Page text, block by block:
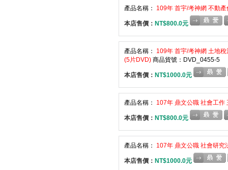
產品名稱： 109年 首宇/考神網 不動
本店售價： NT$800.0元
產品名稱：
109年 首宇/考神網 土地
(5片DVD) 商品貨號：DVD_0455-5
本店售價： NT$1000.0元
產品名稱： 107年 鼎文公職 社會工
本店售價： NT$800.0元
產品名稱： 107年 鼎文公職 社會研
本店售價： NT$1000.0元